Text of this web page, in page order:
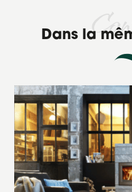
Dans la